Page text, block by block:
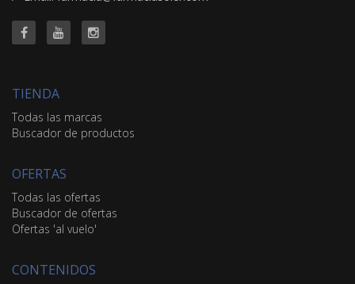
TIENDA
Todas las marcas
Buscador de productos
OFERTAS
Todas las ofertas
Buscador de ofertas
Ofertas 'al vuelo'
CONTENIDOS